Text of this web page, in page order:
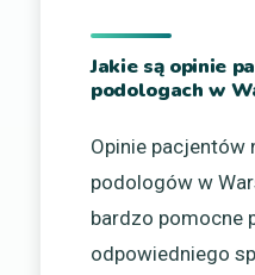
Jakie są opinie
podologach w
Opinie pacjentów
podologów w
bardzo pomocne
odpowiedniego